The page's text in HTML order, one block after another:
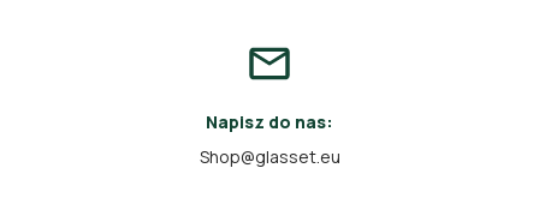
Napisz do nas:
Shop@glasset.eu